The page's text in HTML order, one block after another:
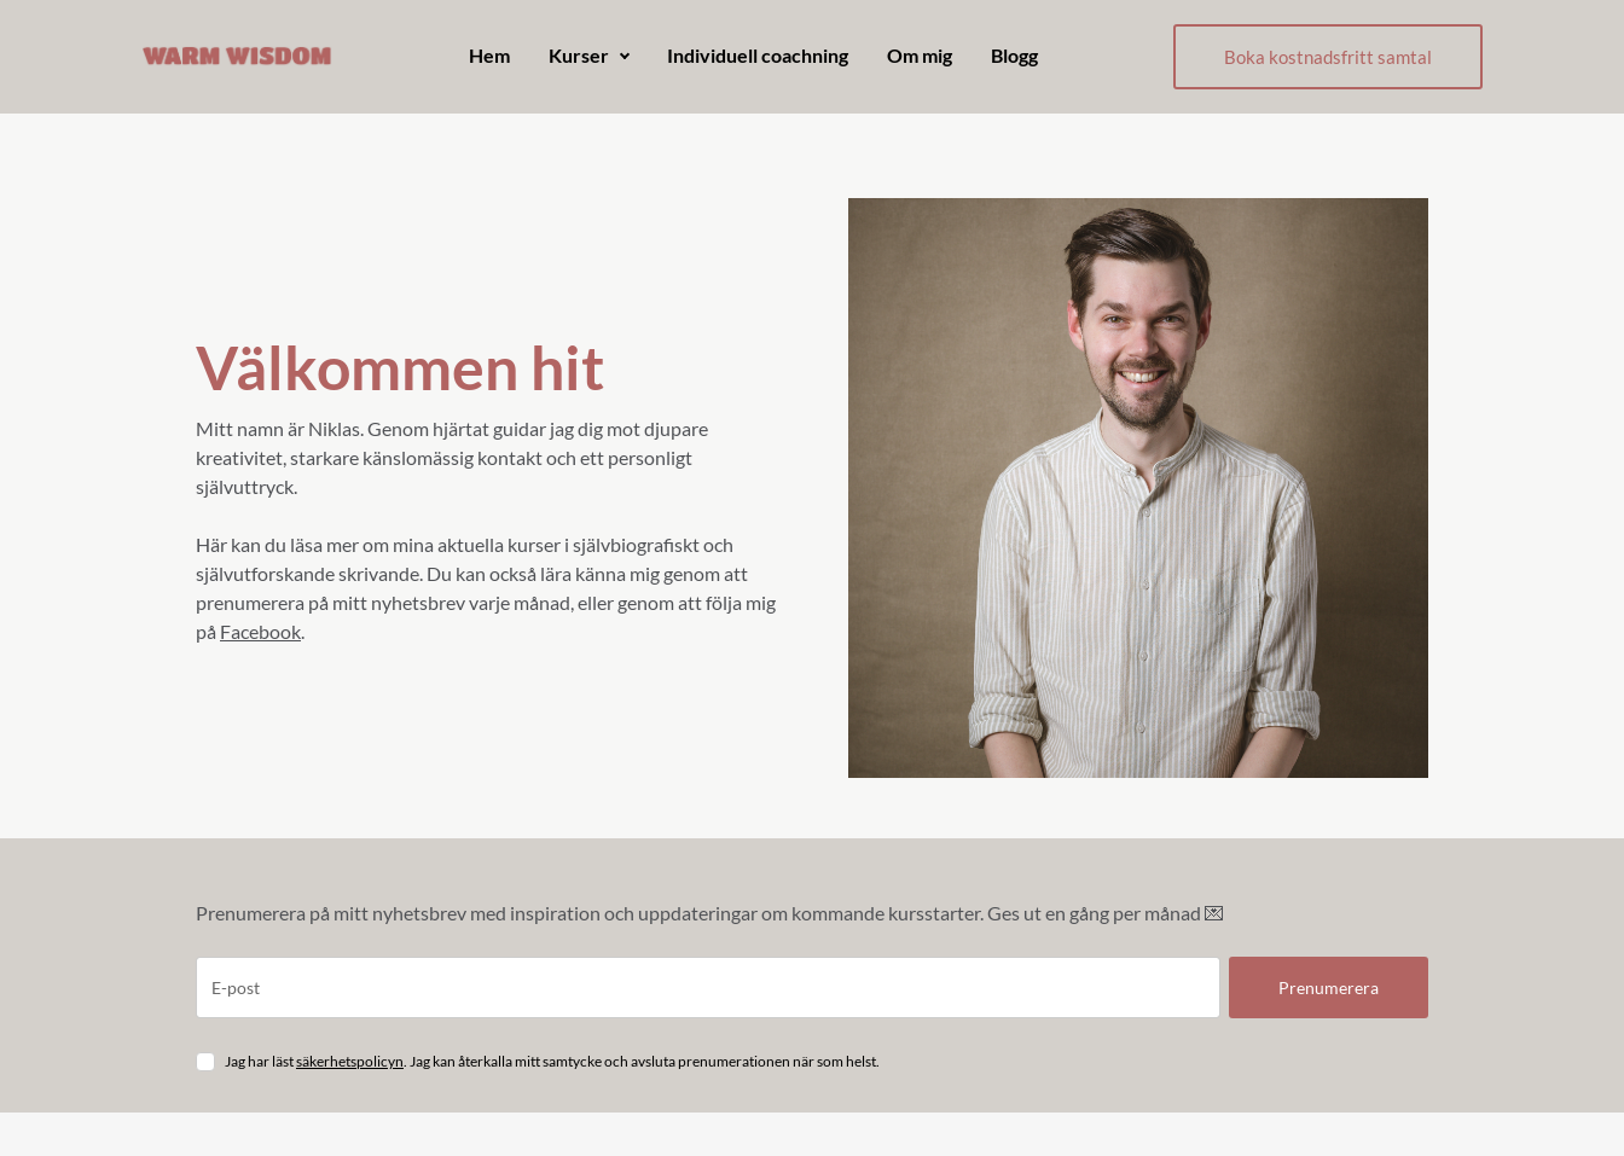
Hem Kurser Individuell coachning Om mig Blogg Boka kostnadsfritt samtal
Välkommen hit
Mitt namn är Niklas. Genom hjärtat guidar jag dig mot djupare
kreativitet, starkare känslomässig kontakt och ett personligt
självuttryck.
Här kan du läsa mer om mina aktuella kurser i självbiografiskt och
självutforskande skrivande. Du kan också lära känna mig genom att
prenumerera på mitt nyhetsbrev varje månad, eller genom att följa mig
på Facebook.
Prenumerera på mitt nyhetsbrev med inspiration och uppdateringar om kommande kursstarter. Ges ut en gång per månad 💌
Prenumerera
Jag har lästsäkerhetspolicyn. Jag kan återkalla mitt samtycke och avsluta prenumerationen när som helst.